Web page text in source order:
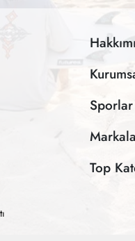
Sporlar
Top